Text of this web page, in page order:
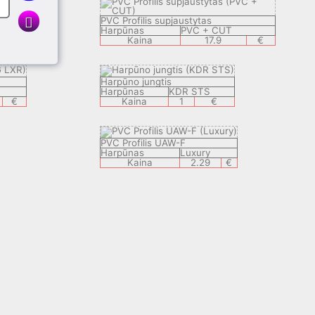
PVC Profilis supjaustytas
Harpūnas
PVC + CUT
Kaina
17.9 €
€
Harpūno jungtis
Harpūnas
KDR STS
Kaina
1 €
PVC Profilis UAW-F
Harpūnas
Luxury
Kaina
2.29 €